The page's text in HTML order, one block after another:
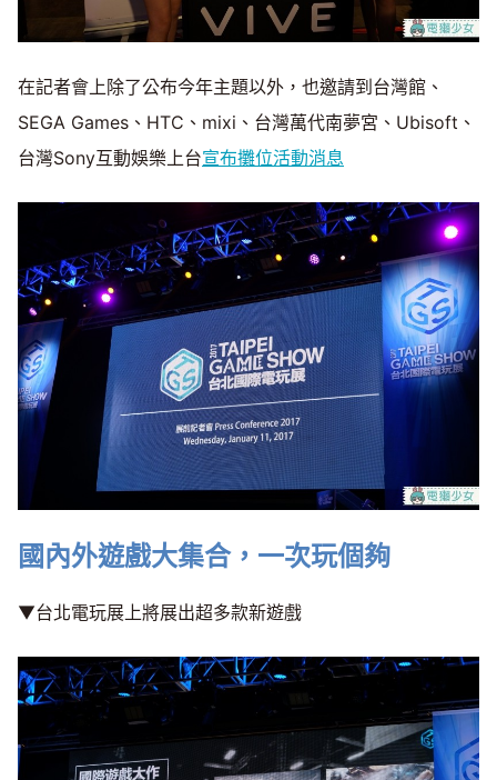
在記者會上除了公布今年主題以外，也邀請到台灣館、
SEGA Games、HTC、mixi、台灣萬代南夢宮、Ubisoft、
台灣Sony互動娛樂上台宣布攤位活動消息
國內外遊戲大集合，一次玩個夠
▼台北電玩展上將展出超多款新遊戲